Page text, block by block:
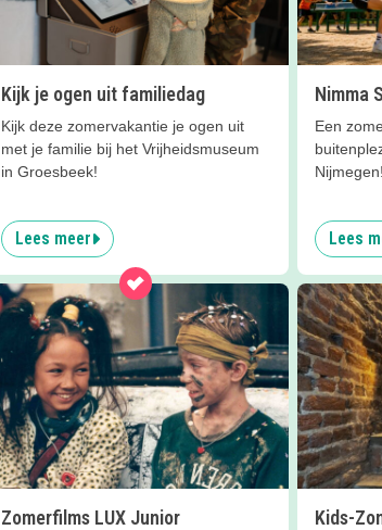
Kijk je ogen uit familiedag
Kijk deze zomervakantie je ogen uit
met je familie bij het Vrijheidsmuseum
in Groesbeek!
Lees meer
Nimma
Een
Nijmegen!
Lees
Zomerfilms LUX Junior Kids-